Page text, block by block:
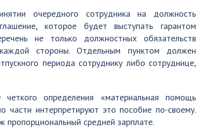
очередного сотрудника на должность
которое будет выступать гарантом
не только должностных обязательств
стороны. Отдельным пунктом должен
периода сотруднику либо сотруднице,
определения «материальная помощь
части интерпретируют это пособие по-своему.
средней зарплате.